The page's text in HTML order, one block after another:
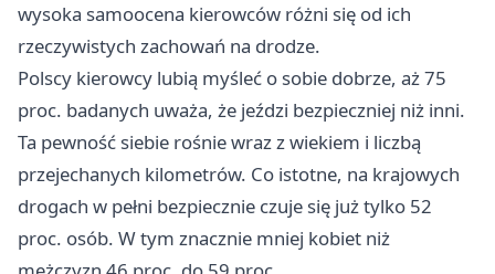
wysoka samoocena kierowców różni się od ich
rzeczywistych zachowań na drodze.
Polscy kierowcy lubią myśleć o sobie dobrze, aż 75
proc. badanych uważa, że jeździ bezpieczniej niż inni.
Ta pewność siebie rośnie wraz z wiekiem i liczbą
przejechanych kilometrów. Co istotne, na krajowych
drogach w pełni bezpiecznie czuje się już tylko 52
proc. osób. W tym znacznie mniej kobiet niż